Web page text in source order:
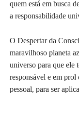
quem está em busca
a responsabilidade
O Despertar da
maravilhoso planeta
universo para que ele
responsável e em prol
pessoal, para ser